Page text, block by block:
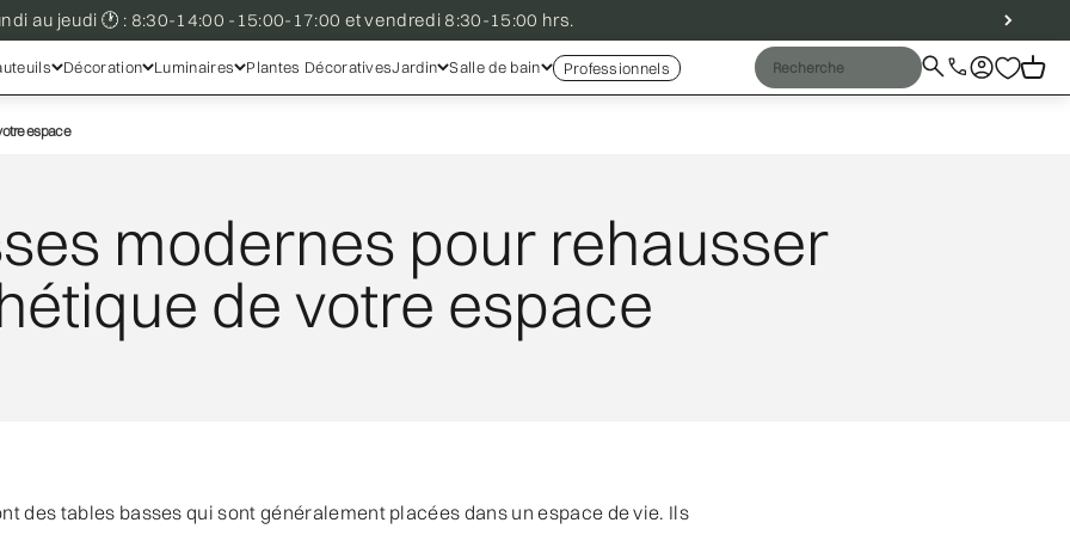
au jeudi 🕐 : 8:30-14:00 -15:00-17:00 et vendredi 8:30-15:00 hrs.
Décoration Luminaires Plantes DécorativesJardin Salle de bain Professionnels
Fermer
Recherche
Llamar
Connexion
Panier
espace
modernes pour rehausser
de votre espace
des tables basses qui sont généralement placées dans un espace de vie. Ils